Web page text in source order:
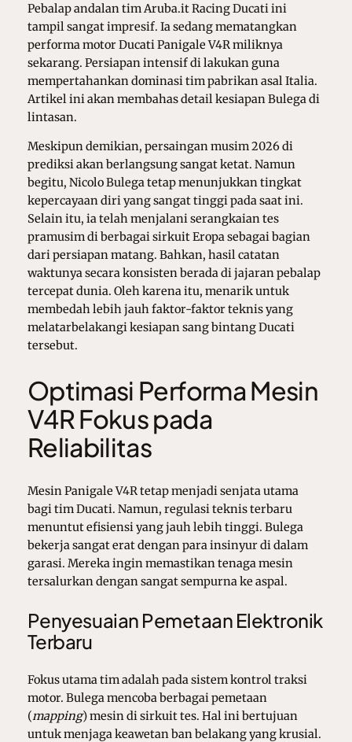
Pebalap andalan tim Aruba.it Racing Ducati ini
tampil sangat impresif. Ia sedang mematangkan
performa motor Ducati Panigale V4R miliknya
sekarang. Persiapan intensif di lakukan guna
mempertahankan dominasi tim pabrikan asal Italia.
Artikel ini akan membahas detail kesiapan Bulega di
lintasan.
Meskipun demikian, persaingan musim 2026 di
prediksi akan berlangsung sangat ketat. Namun
begitu, Nicolo Bulega tetap menunjukkan tingkat
kepercayaan diri yang sangat tinggi pada saat ini.
Selain itu, ia telah menjalani serangkaian tes
pramusim di berbagai sirkuit Eropa sebagai bagian
dari persiapan matang. Bahkan, hasil catatan
waktunya secara konsisten berada di jajaran pebalap
tercepat dunia. Oleh karena itu, menarik untuk
membedah lebih jauh faktor-faktor teknis yang
melatarbelakangi kesiapan sang bintang Ducati
tersebut.
Optimasi Performa Mesin
V4R Fokus pada
Reliabilitas
Mesin Panigale V4R tetap menjadi senjata utama
bagi tim Ducati. Namun, regulasi teknis terbaru
menuntut efisiensi yang jauh lebih tinggi. Bulega
bekerja sangat erat dengan para insinyur di dalam
garasi. Mereka ingin memastikan tenaga mesin
tersalurkan dengan sangat sempurna ke aspal.
Penyesuaian Pemetaan Elektronik
Terbaru
Fokus utama tim adalah pada sistem kontrol traksi
motor. Bulega mencoba berbagai pemetaan
(mapping) mesin di sirkuit tes. Hal ini bertujuan
untuk menjaga keawetan ban belakang yang krusial.